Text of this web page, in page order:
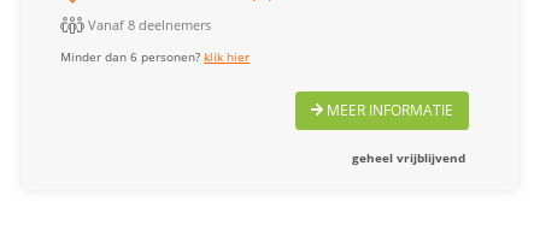
Vanaf 8 deelnemers
Minder dan 6 personen?klik hier
MEER INFORMATIE
geheel vrijblijvend